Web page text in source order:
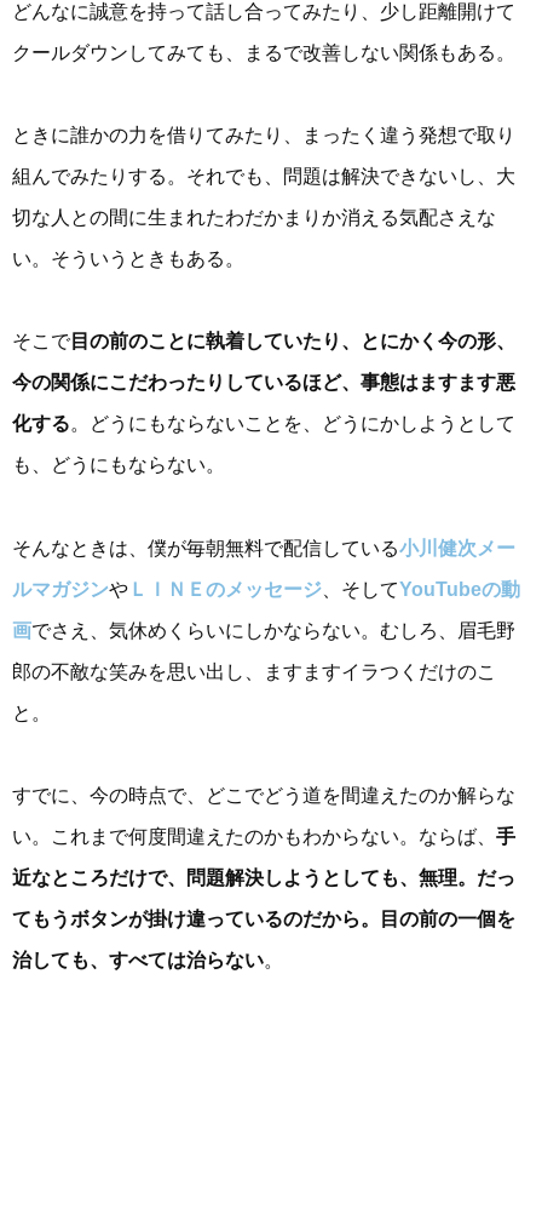
どんなに誠意を持って話し合ってみたり、少し距離開けて
クールダウンしてみても、まるで改善しない関係もある。
ときに誰かの力を借りてみたり、まったく違う発想で取り
組んでみたりする。それでも、問題は解決できないし、大
切な人との間に生まれたわだかまりか消える気配さえな
い。そういうときもある。
そこで目の前のことに執着していたり、とにかく今の形、
今の関係にこだわったりしているほど、事態はますます悪
化する。どうにもならないことを、どうにかしようとして
も、どうにもならない。
そんなときは、僕が毎朝無料で配信している小川健次メー
ルマガジンや ＬＩＮＥのメッセージ 、そしてYouTubeの動
画でさえ、気休めくらいにしかならない。むしろ、眉毛野
郎の不敵な笑みを思い出し、ますますイラつくだけのこ
と。
すでに、今の時点で、どこでどう道を間違えたのか解らな
い。これまで何度間違えたのかもわからない。ならば、 手
近なところだけで、問題解決しようとしても、無理。だっ
てもうボタンが掛け違っているのだから。目の前の一個を
治しても、すべては治らない。